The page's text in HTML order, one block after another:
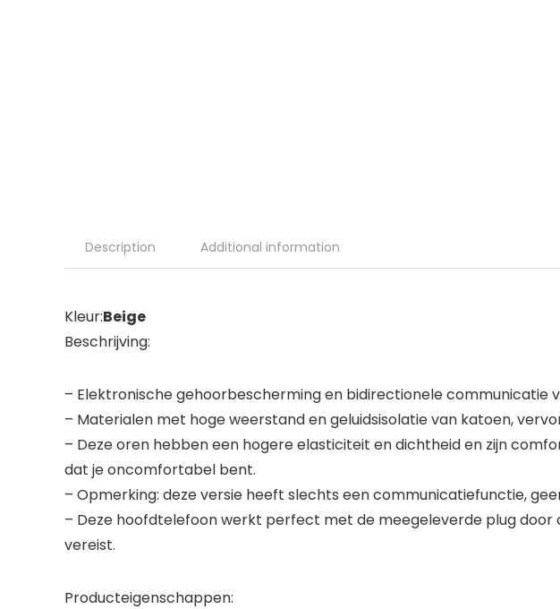
Description Additional information
Kleur:Beige
Beschrijving:
– Elektronische gehoorbescherming en bidirectionele communicatie
– Materialen met hoge weerstand en geluidsisolatie van katoen,
– Deze oren hebben een hogere elasticiteit en dichtheid en zijn
dat je oncomfortabel bent.
– Opmerking: deze versie heeft slechts een communicatiefunctie,
– Deze hoofdtelefoon werkt perfect met de meegeleverde plug door
vereist.
Producteigenschappen: